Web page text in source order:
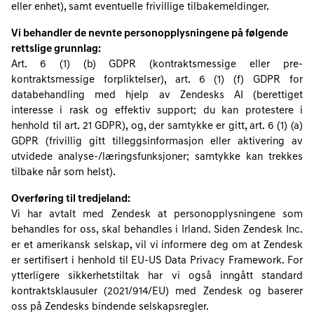
eller enhet), samt eventuelle frivillige tilbakemeldinger.
Vi behandler de nevnte personopplysningene på følgende
rettslige grunnlag:
Art. 6 (1) (b) GDPR (kontraktsmessige eller pre-
kontraktsmessige forpliktelser), art. 6 (1) (f) GDPR for
databehandling med hjelp av Zendesks AI (berettiget
interesse i rask og effektiv support; du kan protestere i
henhold til art. 21 GDPR), og, der samtykke er gitt, art. 6 (1) (a)
GDPR (frivillig gitt tilleggsinformasjon eller aktivering av
utvidede analyse-/læringsfunksjoner; samtykke kan trekkes
tilbake når som helst).
Overføring til tredjeland:
Vi har avtalt med Zendesk at personopplysningene som
behandles for oss, skal behandles i Irland. Siden Zendesk Inc.
er et amerikansk selskap, vil vi informere deg om at Zendesk
er sertifisert i henhold til EU-US Data Privacy Framework. For
ytterligere sikkerhetstiltak har vi også inngått standard
kontraktsklausuler (2021/914/EU) med Zendesk og baserer
oss på Zendesks bindende selskapsregler.